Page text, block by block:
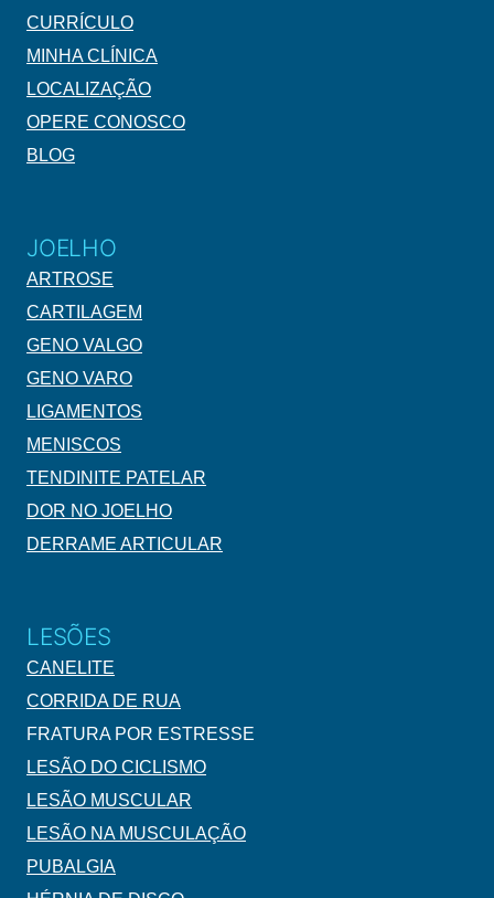
CURRÍCULO
MINHA CLÍNICA
LOCALIZAÇÃO
OPERE CONOSCO
BLOG
JOELHO
ARTROSE
CARTILAGEM
GENO VALGO
GENO VARO
LIGAMENTOS
MENISCOS
TENDINITE PATELAR
DOR NO JOELHO
DERRAME ARTICULAR
LESÕES
CANELITE
CORRIDA DE RUA
FRATURA POR ESTRESSE
LESÃO DO CICLISMO
LESÃO MUSCULAR
LESÃO NA MUSCULAÇÃO
PUBALGIA